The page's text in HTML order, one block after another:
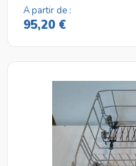
A partir de :
95,20 €